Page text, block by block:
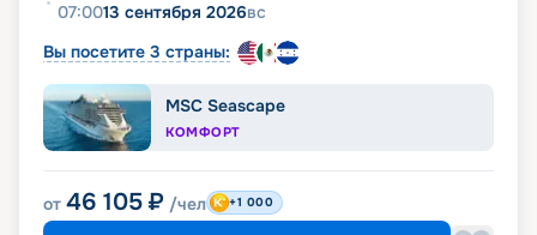
07:0013 сентября 2026вс
Вы посетите 3 страны:
MSC Seascape
КОМФОРТ
от 46 105 ₽ /чел +1 000